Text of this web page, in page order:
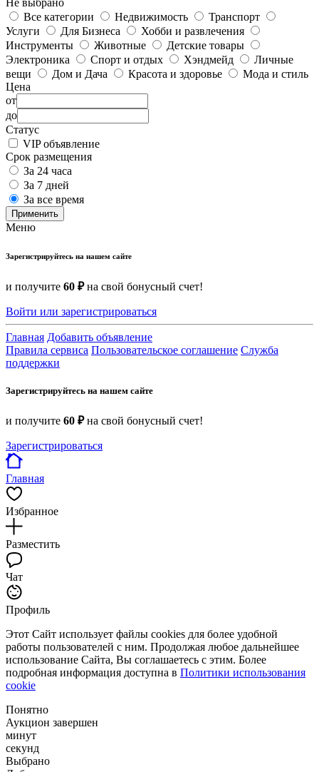
Все категории
Недвижимость
Транспорт
Услуги
Для Бизнеса
Хобби и развлечения
Инструменты
Животные
Детские товары
Электроника
Спорт и отдых Хэндмейд
Личные
вещи
Дом и Дача Красота и здоровье
Мода и стиль
Цена
от
до
Статус
VIP объявление
Срок размещения
За 24 часа
За 7 дней
За все время
Применить
Меню
Зарегистрируйтесь на нашем сайте
и получите 60 ₽на свой бонусный счет!
Войти или зарегистрироваться
Главная Добавить объявление
Правила сервиса Пользовательское соглашение Служба
поддержки
Зарегистрируйтесь на нашем сайте
и получите 60 ₽на свой бонусный счет!
Зарегистрироваться
Главная
Избранное
Разместить
Чат
Профиль
Этот Сайт использует файлы cookies для более удобной
работы пользователей с ним. Продолжая любое дальнейшее
использование Сайта, Вы соглашаетесь с этим. Более
подробная информация доступна в Политики использования
cookie
Понятно
Аукцион завершен
минут
секунд
Выбрано